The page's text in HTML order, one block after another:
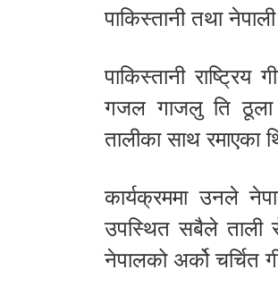
पाकिस्तानी तथा
पाकिस्तानी
गजल गाजलु ति ठूला
तालीका साथ रमाएका
कार्यक्रममा उनले
उपस्थित सबैले ताली
नेपालको अर्को